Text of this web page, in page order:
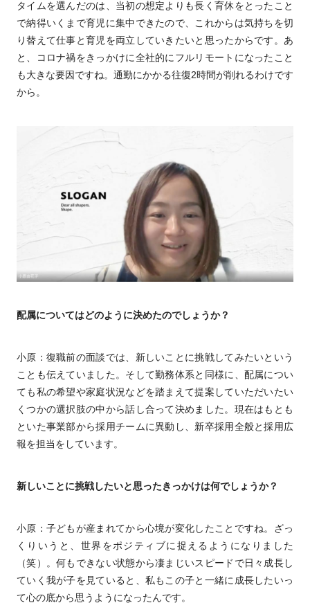
タイムを選んだのは、当初の想定よりも長く育休をとったこと
で納得いくまで育児に集中できたので、これからは気持ちを切
り替えて仕事と育児を両立していきたいと思ったからです。あ
と、コロナ禍をきっかけに全社的にフルリモートになったこと
も大きな要因ですね。通勤にかかる往復2時間が削れるわけです
から。
配属についてはどのように決めたのでしょうか？
小原：復職前の面談では、新しいことに挑戦してみたいという
ことも伝えていました。そして勤務体系と同様に、配属につい
ても私の希望や家庭状況などを踏まえて提案していただいたい
くつかの選択肢の中から話し合って決めました。現在はもとも
といた事業部から採用チームに異動し、新卒採用全般と採用広
報を担当をしています。
新しいことに挑戦したいと思ったきっかけは何でしょうか？
小原：子どもが産まれてから心境が変化したことですね。ざっ
くりいうと、世界をポジティブに捉えるようになりました
（笑）。何もできない状態から凄まじいスピードで日々成長し
ていく我が子を見ていると、私もこの子と一緒に成長したいっ
て心の底から思うようになったんです。